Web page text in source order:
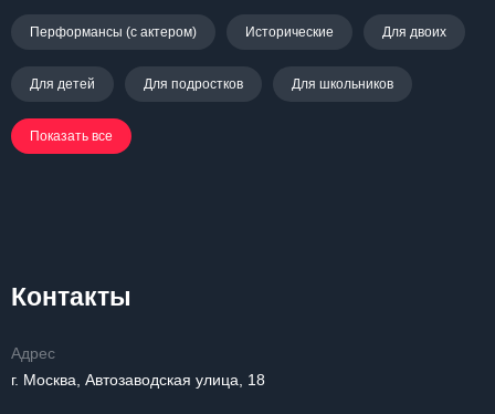
Перформансы (с актером) Исторические Для двоих
Для детей Для подростков Для школьников
Показать все
Контакты
Адрес
г. Москва, Автозаводская улица, 18